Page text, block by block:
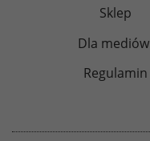
Sklep
Dla mediów
Regulamin